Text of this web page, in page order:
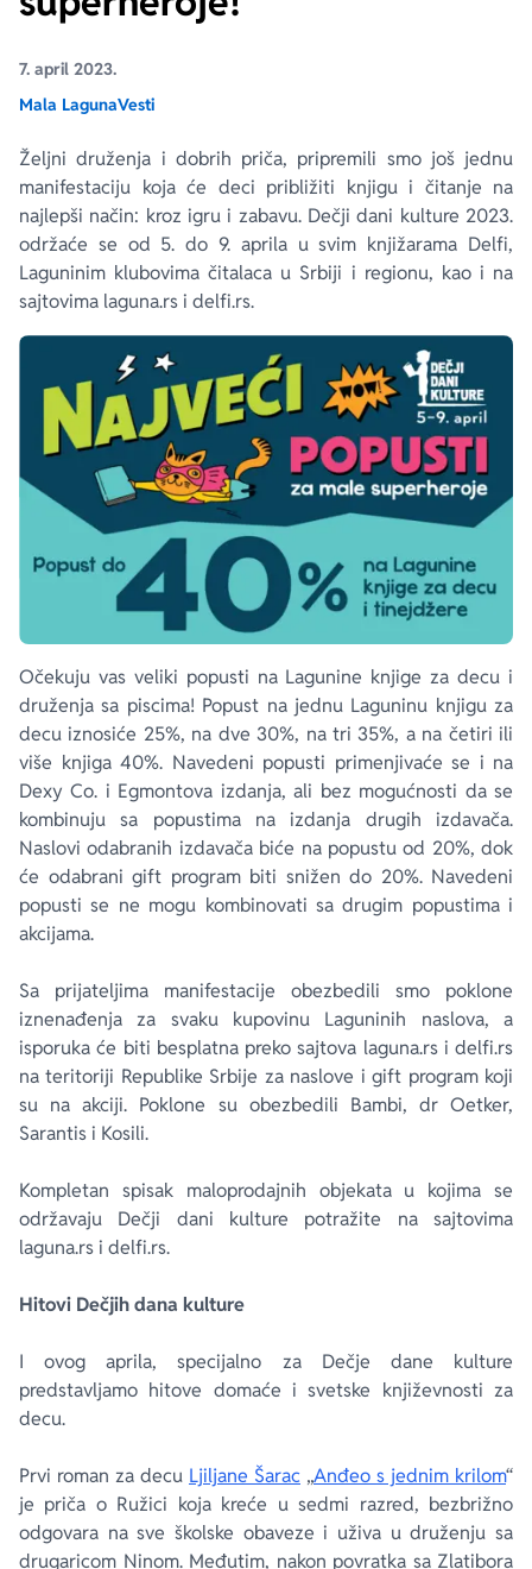
7. april 2023.
Mala LagunaVesti
Željni druženja i dobrih priča, pripremili smo još jednu
manifestaciju koja će deci približiti knjigu i čitanje na
najlepši način: kroz igru i zabavu. Dečji dani kulture 2023.
održaće se od 5. do 9. aprila u svim knjižarama Delfi,
Laguninim klubovima čitalaca u Srbiji i regionu, kao i na
sajtovima laguna.rs i delfi.rs.
Očekuju vas veliki popusti na Lagunine knjige za decu i
druženja sa piscima! Popust na jednu Laguninu knjigu za
decu iznosiće 25%, na dve 30%, na tri 35%, a na četiri ili
više knjiga 40%. Navedeni popusti primenjivaće se i na
Dexy Co. i Egmontova izdanja, ali bez mogućnosti da se
kombinuju sa popustima na izdanja drugih izdavača.
Naslovi odabranih izdavača biće na popustu od 20%, dok
će odabrani gift program biti snižen do 20%. Navedeni
popusti se ne mogu kombinovati sa drugim popustima i
akcijama.
Sa prijateljima manifestacije obezbedili smo poklone
iznenađenja za svaku kupovinu Laguninih naslova, a
isporuka će biti besplatna preko sajtova laguna.rs i delfi.rs
na teritoriji Republike Srbije za naslove i gift program koji
su na akciji. Poklone su obezbedili Bambi, dr Oetker,
Sarantis i Kosili.
Kompletan spisak maloprodajnih objekata u kojima se
održavaju Dečji dani kulture potražite na sajtovima
laguna.rs i delfi.rs.
Hitovi Dečjih dana kulture
I ovog aprila, specijalno za Dečje dane kulture
predstavljamo hitove domaće i svetske književnosti za
decu.
Prvi roman za decu Ljiljane Šarac „Anđeo s jednim krilom“
je priča o Ružici koja kreće u sedmi razred, bezbrižno
odgovara na sve školske obaveze i uživa u druženju sa
drugaricom Ninom. Međutim, nakon povratka sa Zlatibora
Ekranizovane knjige
E-knjige
Autori
Poezija
Biografija
Bojan Ljubenović
Milica Jakovljević Mir-Jam
Peter Handke
Elif Šafak